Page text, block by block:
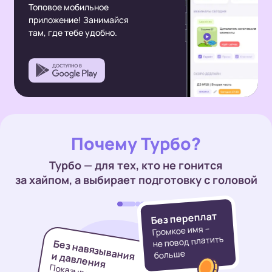
Топовое мобильное
приложение! Занимайся
там, где тебе удобно.
Почему Турбо?
Турбо — для тех, кто не гонится
за хайпом, а выбирает подготовку с головой
Без навязывания
и давления
Без переплат
Громкое имя –
не повод платить
больше